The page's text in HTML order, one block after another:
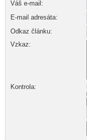
Váš e-mail:
E-mail adresáta:
Odkaz článku:
Vzkaz:
Kontrola: